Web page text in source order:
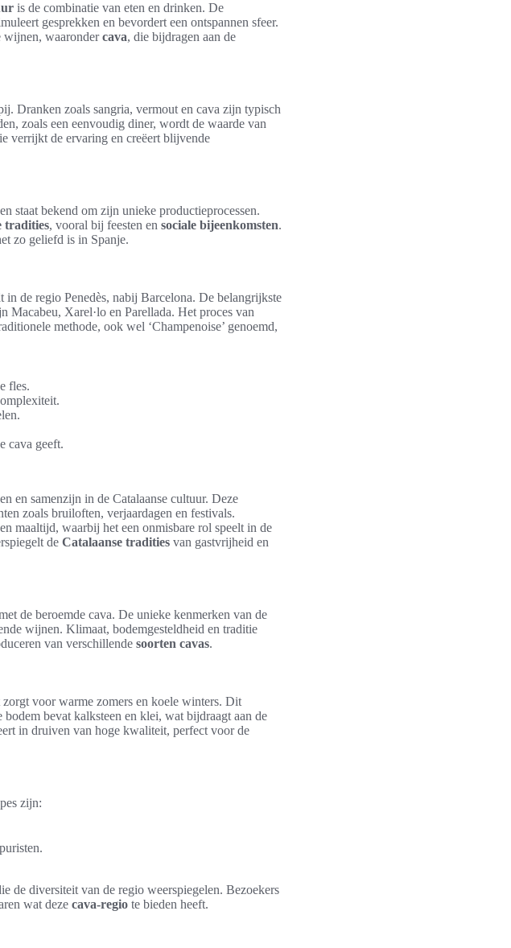
is de combinatie van eten en drinken. De
gesprekken en bevordert een ontspannen sfeer.
wijnen, waarondercava, die bijdragen aan de
Dranken zoals sangria, vermout en cava zijn typisch
zoals een eenvoudig diner, wordt de waarde van
verrijkt de ervaring en creëert blijvende
staat bekend om zijn unieke productieprocessen.
tradities, vooral bij feesten en sociale bijeenkomsten.
zo geliefd is in Spanje.
de regio Penedès, nabij Barcelona. De belangrijkste
Macabeu, Xarel·lo en Parellada. Het proces van
methode, ook wel ‘Champenoise’ genoemd,
fles.
cava geeft.
en samenzijn in de Catalaanse cultuur. Deze
zoals bruiloften, verjaardagen en festivals.
maaltijd, waarbij het een onmisbare rol speelt in de
de Catalaanse tradities van gastvrijheid en
de beroemde cava. De unieke kenmerken van de
wijnen. Klimaat, bodemgesteldheid en traditie
van verschillende soorten cavas.
voor warme zomers en koele winters. Dit
bevat kalksteen en klei, wat bijdraagt aan de
in druiven van hoge kwaliteit, perfect voor de
zijn:
de diversiteit van de regio weerspiegelen. Bezoekers
wat deze cava-regio te bieden heeft.